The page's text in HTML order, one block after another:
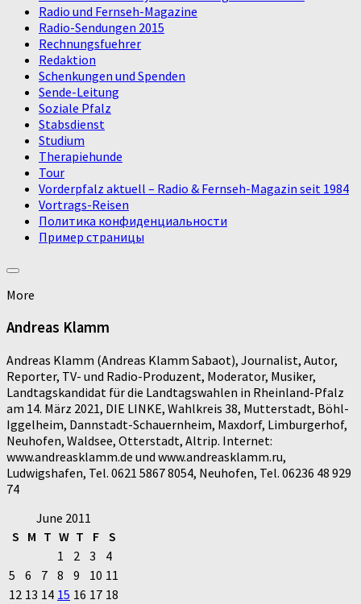
Radio und Fernseh-Magazine
Radio-Sendungen 2015
Rechnungsfuehrer
Redaktion
Schenkungen und Spenden
Sende-Leitung
Soziale Pfalz
Stabsdienst
Studium
Therapiehunde
Tour
Vorderpfalz aktuell – Radio & Fernseh-Magazin seit 1984
Vortrags-Reisen
Политика конфиденциальности
Пример страницы
More
Andreas Klamm
Andreas Klamm (Andreas Klamm Sabaot), Journalist, Autor,
Reporter, TV- und Radio-Produzent, Moderator, Musiker,
Landtagskandidat für die Landtagswahlen in Rheinland-Pfalz
am 14. März 2021, DIE LINKE, Wahlkreis 38, Mutterstadt, Böhl-
Iggelheim, Dannstadt-Schauernheim, Maxdorf, Limburgerhof,
Neuhofen, Waldsee, Otterstadt, Altrip. Internet:
www.andreasklamm.de und www.andreasklamm.ru,
Ludwigshafen, Tel. 0621 5867 8054, Neuhofen, Tel. 06236 48 929
74
June 2011
S M T W T F S
1
2 3
4
5
6 7 8 9 10 11
12 13 14 15 16 17 18